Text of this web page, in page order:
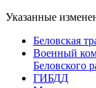
Указанные
Беловская
Военный
Беловского
ГИБДД